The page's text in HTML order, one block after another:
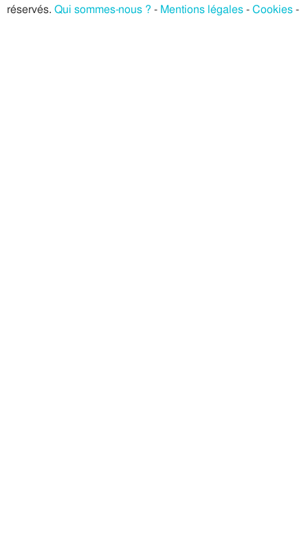
réservés. Qui sommes-nous ? - Mentions légales-Cookies-